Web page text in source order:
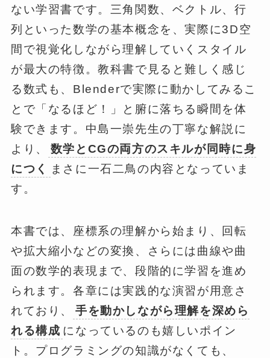
ない学習書です。三角関数、ベクトル、行
列といった数学の基本概念を、実際に3D空
間で視覚化しながら理解していくスタイル
が最大の特徴。教科書で見ると難しく感じ
る数式も、Blenderで実際に動かしてみるこ
とで「なるほど！」と腑に落ちる瞬間を体
験できます。中島一崇先生の丁寧な解説に
より、
数学とCGの両方のスキルが同時に身
につく
まさに一石二鳥の内容となっていま
す。
本書では、座標系の理解から始まり、回転
や拡大縮小などの変換、さらには曲線や曲
面の数学的表現まで、段階的に学習を進め
られます。各章には実践的な演習が用意さ
れており、
手を動かしながら理解を深めら
れる構成 になっているのも嬉しいポイン
ト。プログラミングの知識がなくても、